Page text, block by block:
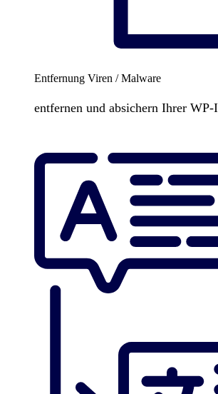
Entfernung Viren / Malware
entfernen und absichern Ihrer